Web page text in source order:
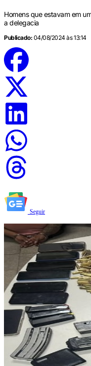
Homens que estavam em
a delegacia
Publicado: 04/08/2024 às 13:14
Seguir